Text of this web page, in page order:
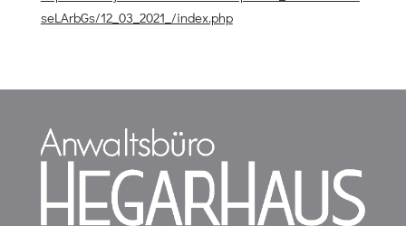
seLArbGs/12_03_2021_/index.php